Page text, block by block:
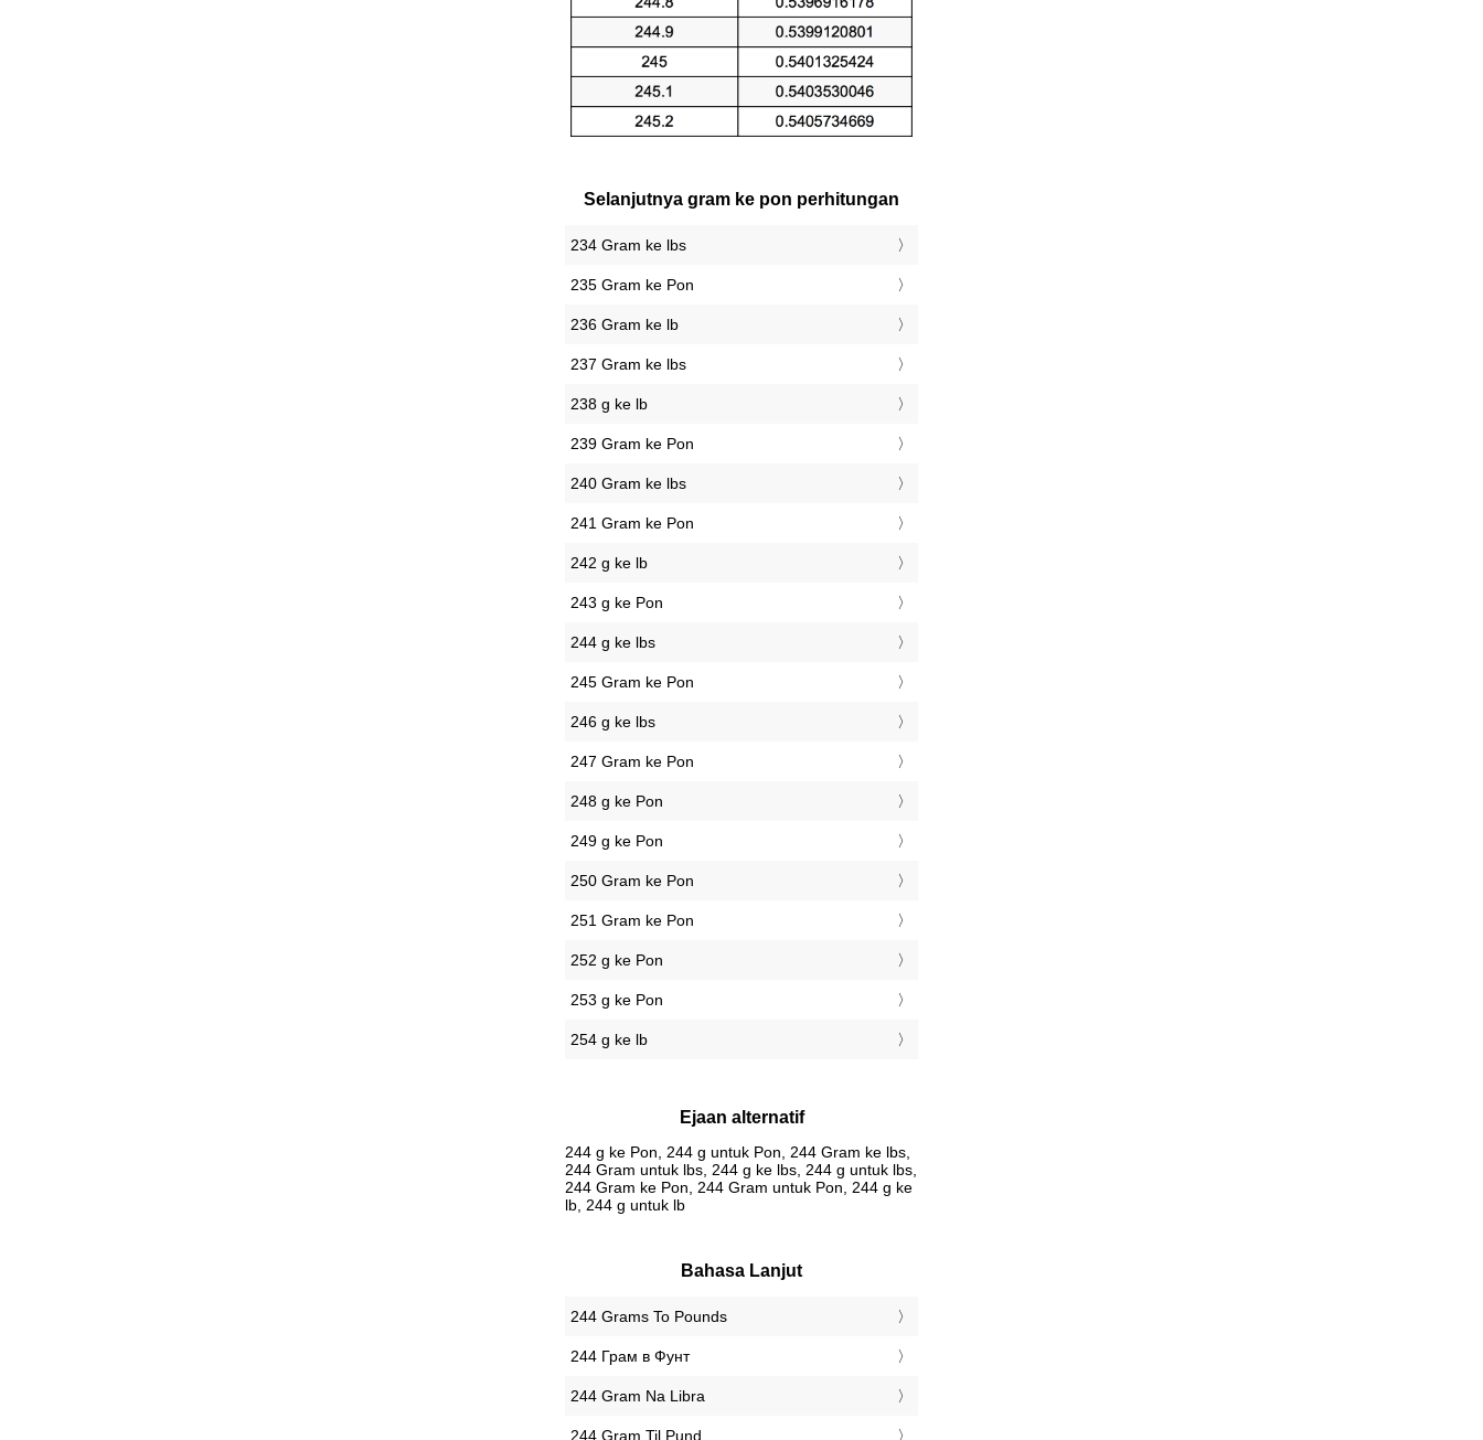
Selanjutnya gram ke pon perhitungan
234 Gram ke lbs
235 Gram ke Pon
236 Gram ke lb
237 Gram ke lbs
238 g ke lb
239 Gram ke Pon
240 Gram ke lbs
241 Gram ke Pon
242 g ke lb
243 g ke Pon
244 g ke lbs
245 Gram ke Pon
246 g ke lbs
247 Gram ke Pon
248 g ke Pon
249 g ke Pon
250 Gram ke Pon
251 Gram ke Pon
252 g ke Pon
253 g ke Pon
254 g ke lb
Ejaan alternatif
244 g ke Pon, 244 g untuk Pon, 244 Gram ke lbs,
244 Gram untuk lbs, 244 g ke lbs, 244 g untuk lbs,
244 Gram ke Pon, 244 Gram untuk Pon, 244 g ke
lb, 244 g untuk lb
Bahasa Lanjut
‎244 Grams To Pounds
‎244 Грам в Фунт
‎244 Gram Na Libra
‎244 Gram Til Pund